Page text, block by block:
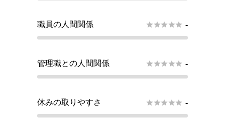
職員の人間関係  -
管理職との人間関係  -
休みの取りやすさ  -